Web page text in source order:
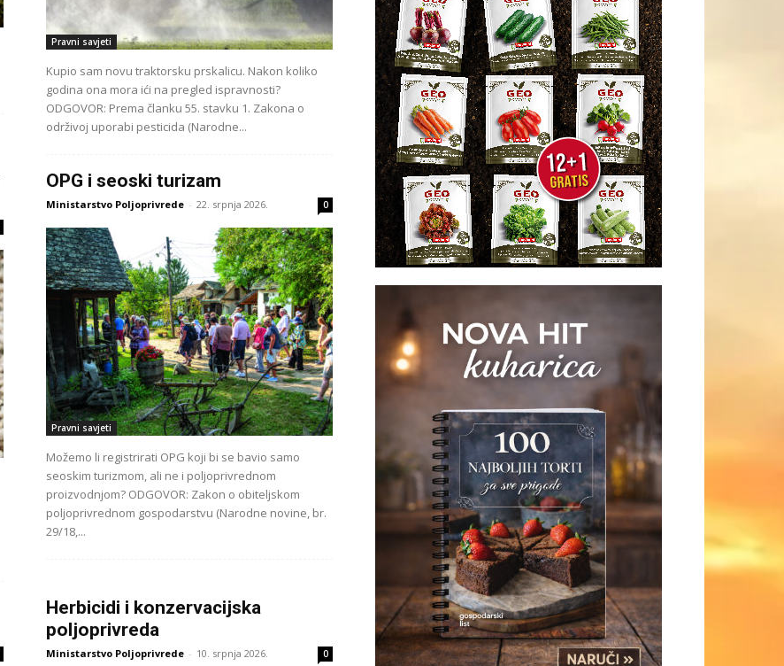
Pravni savjeti
Kupio sam novu traktorsku prskalicu. Nakon koliko
godina ona mora ići na pregled ispravnosti?
ODGOVOR: Prema članku 55. stavku 1. Zakona o
održivoj uporabi pesticida (Narodne...
OPG i seoski turizam
Ministarstvo Poljoprivrede - 22. srpnja 2026. 0
Pravni savjeti
Možemo li registrirati OPG koji bi se bavio samo
seoskim turizmom, ali ne i poljoprivrednom
proizvodnjom? ODGOVOR: Zakon o obiteljskom
poljoprivrednom gospodarstvu (Narodne novine, br.
29/18,...
Herbicidi i konzervacijska
poljoprivreda
Ministarstvo Poljoprivrede - 10. srpnja 2026. 0